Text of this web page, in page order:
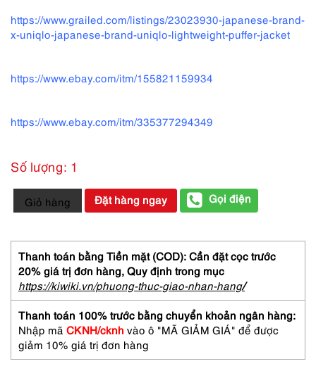
https://www.grailed.com/listings/23023930-japanese-brand-
x-uniqlo-japanese-brand-uniqlo-lightweight-puffer-jacket
https://www.ebay.com/itm/155821159934
https://www.ebay.com/itm/335377294349
Số lượng: 1
9936-
Áo
Áo
phao
nam-
UNIQLO
light
weight
puffer
jacket-
Size
Giỏ hàng Đặt hàng ngay Gọi điện
Thanh toán bằng Tiền mặt (COD): Cần đặt cọc trước
20% giá trị đơn hàng, Quy định trong mục
https://kiwiki.vn/phuong-thuc-giao-nhan-hang/
Thanh toán 100% trước bằng chuyển khoản ngân hàng:
Nhập mã CKNH/cknh vào ô "MÃ GIẢM GIÁ" để được
giảm 10% giá trị đơn hàng